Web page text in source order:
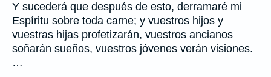
Y sucederá que después de esto, derramaré mi
Espíritu sobre toda carne; y vuestros hijos y
vuestras hijas profetizarán, vuestros ancianos
soñarán sueños, vuestros jóvenes verán visiones.
…